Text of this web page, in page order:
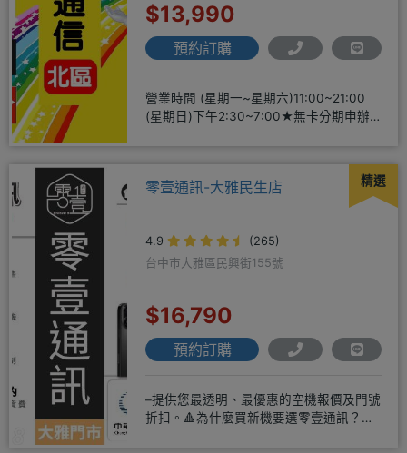
$13,990
預約訂購
營業時間 (星期一~星期六)11:00~21:00
(星期日)下午2:30~7:00★無卡分期申辦
精選
零壹通訊-大雅民生店
4.9
(265)
台中市大雅區民興街155號
$16,790
預約訂購
–提供您最透明、最優惠的空機報價及門號
折扣。🔺為什麼買新機要選零壹通訊？